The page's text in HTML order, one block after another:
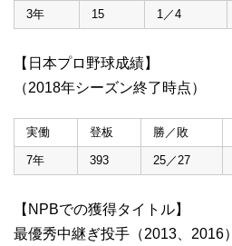
3年 15 1／4
【日本プロ野球成績】
（2018年シーズン終了時点）
実働 登板 勝／敗
7年 393 25／27
【NPBでの獲得タイトル】
最優秀中継ぎ投手（2013、2016）